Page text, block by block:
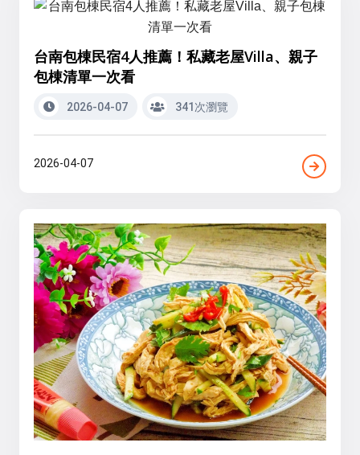
台南包棟民宿4人推薦！私藏老屋Villa、親子
包棟清單一次看
2026-04-07 341次瀏覽
2026-04-07